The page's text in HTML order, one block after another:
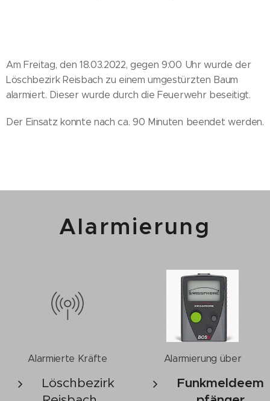
Am Freitag, den 18.03.2022, gegen 9:00 Uhr wurde der
Löschbezirk Reisbach zu einem umgestürzten Baum
alarmiert. Dieser wurde durch die Feuerwehr beseitigt.
Der Einsatz konnte nach ca. 90 Minuten beendet werden.
Alarmierung
Alarmierte Kräfte
Löschbezirk
Alarmierung über
Funkmeldeem